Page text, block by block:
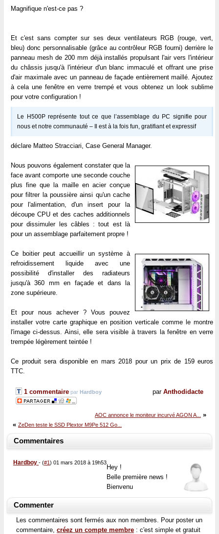
Magnifique n'est-ce pas ?
Et c'est sans compter sur ses deux ventilateurs RGB (rouge, vert,
bleu) donc personnalisable (grâce au contrôleur RGB fourni) derrière le
panneau mesh de 200 mm déjà installés propulsant l'air vers l'intérieur
du châssis jusqu'à l'intérieur d'un blanc immaculé et offrant une prise
d'air maximale avec un panneau de façade entièrement maillé. Ajoutez
à cela une fenêtre en verre trempé et vous obtenez un look sublime
pour votre configuration !
Le H500P représente tout ce que l’assemblage du PC signifie pour
nous et notre communauté – Il est à la fois fun, gratifiant et expressif
déclare Matteo Stracciari, Case General Manager.
Nous pouvons également constater que la
face avant comporte une seconde couche
plus fine que la maille en acier conçue
pour filtrer la poussière ainsi qu'un cache
pour l'alimentation, d'un insert pour la
découpe CPU et des caches additionnels
pour dissimuler les câbles : tout est là
pour un assemblage parfaitement propre !
Ce boitier peut accueillir un système à
refroidissement liquide avec une
possibilité d'installer des radiateurs
jusqu'à 360 mm en façade et dans la
zone supérieure.
Et pour nous achever ? Vous pouvez
installer votre carte graphique en position verticale comme le montre
l'image ci-dessus. Ainsi, elle sera visible à travers la fenêtre en verre
trempée légèrement teintée !
Ce produit sera disponible en mars 2018 pour un prix de 159 euros
TTC.
par Anthodidacte
1 commentaire par Hardboy
AOC annonce le moniteur incurvé AGON A...
»
« ZeDen teste le SSD Plextor M9Pe 512 Go...
Commentaires
Hardboy - (#1) 01 mars 2018 à 19h53
Hey !
Belle première news !
Bienvenu
Commenter
Les commentaires sont fermés aux non membres. Pour poster un
commentaire, créez un compte membre : c'est simple et gratuit